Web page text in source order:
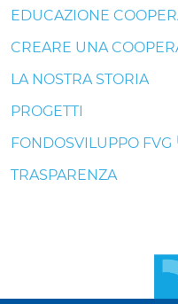
EDUCAZIONE
CREARE UNA
LA NOSTRA STORIA
PROGETTI
FONDOSVILUPPO FVG
TRASPARENZA